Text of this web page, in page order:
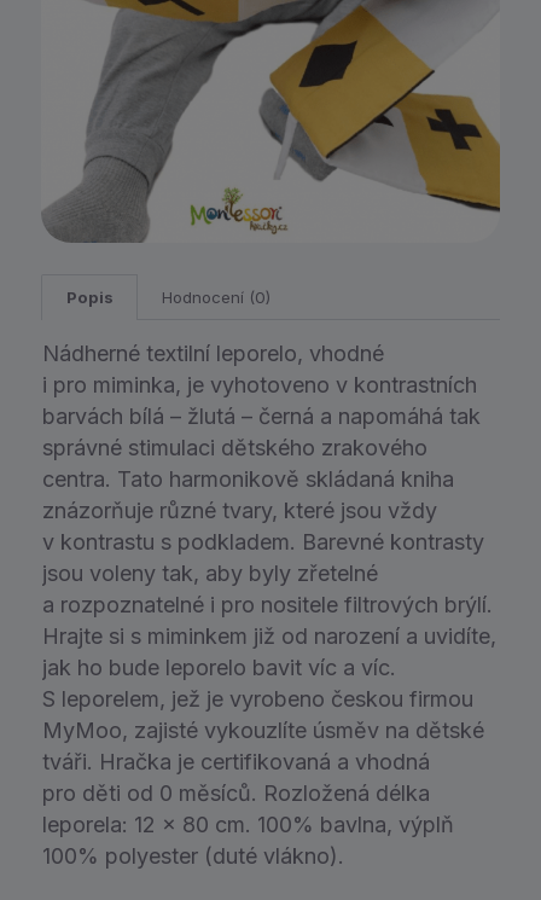
Popis Hodnocení (0)
Nádherné textilní leporelo, vhodné
i pro miminka, je vyhotoveno v kontrastních
barvách bílá – žlutá – černá a napomáhá tak
správné stimulaci dětského zrakového
centra. Tato harmonikově skládaná kniha
znázorňuje různé tvary, které jsou vždy
v kontrastu s podkladem. Barevné kontrasty
jsou voleny tak, aby byly zřetelné
a rozpoznatelné i pro nositele filtrových brýlí.
Hrajte si s miminkem již od narození a uvidíte,
jak ho bude leporelo bavit víc a víc.
S leporelem, jež je vyrobeno českou firmou
MyMoo, zajisté vykouzlíte úsměv na dětské
tváři. Hračka je certifikovaná a vhodná
pro děti od 0 měsíců. Rozložená délka
leporela: 12 x 80 cm. 100% bavlna, výplň
100% polyester (duté vlákno).